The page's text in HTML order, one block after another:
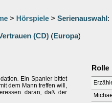
> Hörspiele > Serienauswahl :
(CD) (Europa)
Ein Spanier bittet
dem Mann treffen will,
daran, daß der
Rolle